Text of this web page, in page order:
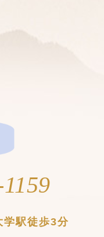
学駅徒歩3分